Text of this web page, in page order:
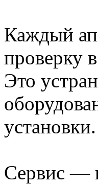
Каждый
проверку
Это
установки.
Сервис —